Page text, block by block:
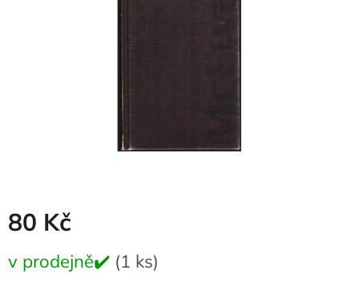
80 Kč
cena:
v prodejně✔️ (1 ks)